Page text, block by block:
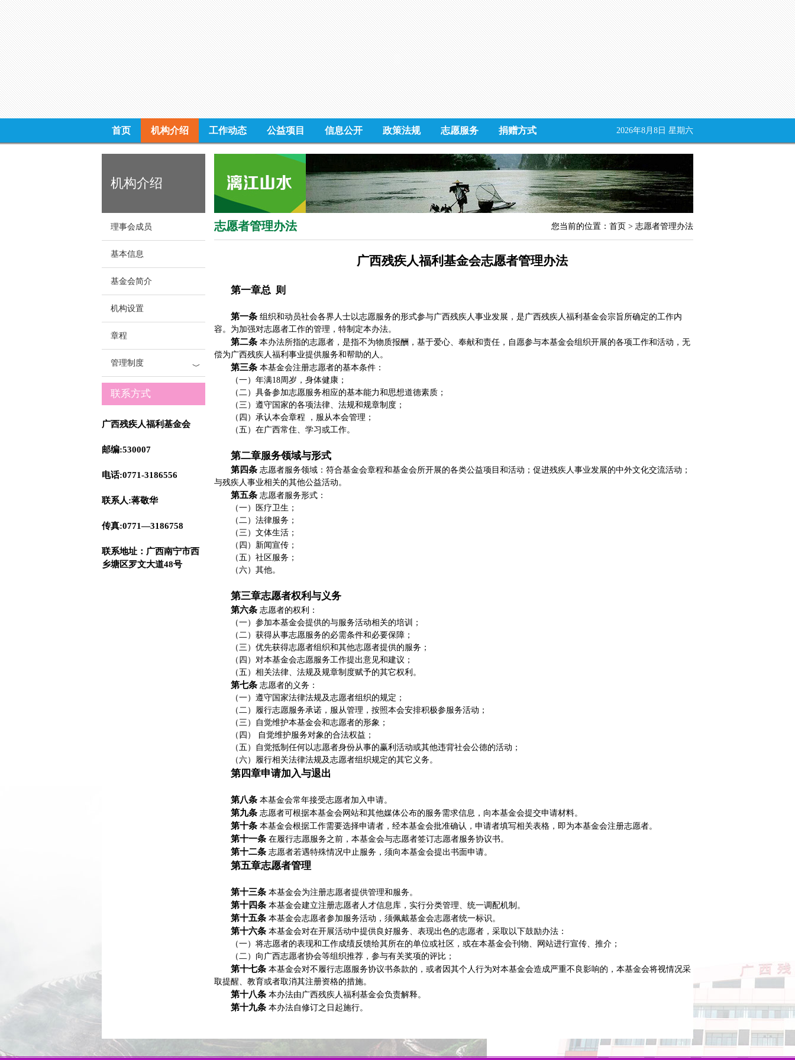
首页 机构介绍 工作动态 公益项目 信息公开 政策法规 志愿服务 捐赠方式 2026年8月8日 星期六
机构介绍
理事会成员
基本信息
基金会简介
机构设置
章程
﹀
管理制度
联系方式
广西残疾人福利基金会
邮编:530007
电话:0771-3186556
联系人:蒋敬华
传真:0771—3186758
联系地址 ：广西南宁市西
乡塘区罗文大道48号
志愿者管理办法 您当前的位置： 首页 > 志愿者管理办法
广西残疾人福利基金会志愿者管理办法
第一章总 则
第一条 组织和动员社会各界人士以志愿服务的形式参与广西残疾人事业发展，是广西残疾人福利基金会宗旨所确定的工作内
容。为加强对志愿者工作的管理，特制定本办法。
第二条 本办法所指的志愿者，是指不为物质报酬，基于爱心、奉献和责任，自愿参与本基金会组织开展的各项工作和活动，无
偿为广西残疾人福利事业提供服务和帮助的人。
第三条 本基金会注册志愿者的基本条件：
（一）年满18周岁，身体健康；
（二）具备参加志愿服务相应的基本能力和思想道德素质；
（三）遵守国家的各项法律、法规和规章制度；
（四）承认本会章程 ，服从本会管理；
（五）在广西常住、学习或工作。
第二章服务领域与形式
第四条 志愿者服务领域：符合基金会章程和基金会所开展的各类公益项目和活动；促进残疾人事业发展的中外文化交流活动；
与残疾人事业相关的其他公益活动。
第五条 志愿者服务形式：
（一）医疗卫生；
（二）法律服务；
（三）文体生活；
（四）新闻宣传；
（五）社区服务；
（六）其他。
第三章志愿者权利与义务
第六条 志愿者的权利：
（一）参加本基金会提供的与服务活动相关的培训；
（二）获得从事志愿服务的必需条件和必要保障；
（三）优先获得志愿者组织和其他志愿者提供的服务；
（四）对本基金会志愿服务工作提出意见和建议；
（五）相关法律、法规及规章制度赋予的其它权利。
第七条 志愿者的义务：
（一）遵守国家法律法规及志愿者组织的规定；
（二）履行志愿服务承诺，服从管理，按照本会安排积极参服务活动；
（三）自觉维护本基金会和志愿者的形象；
（四） 自觉维护服务对象的合法权益；
（五）自觉抵制任何以志愿者身份从事的赢利活动或其他违背社会公德的活动；
（六）履行相关法律法规及志愿者组织规定的其它义务。
第四章申请加入与退出
第八条 本基金会常年接受志愿者加入申请。
第九条 志愿者可根据本基金会网站和其他媒体公布的服务需求信息，向本基金会提交申请材料。
第十条 本基金会根据工作需要选择申请者，经本基金会批准确认，申请者填写相关表格，即为本基金会注册志愿者。
第十一条 在履行志愿服务之前，本基金会与志愿者签订志愿者服务协议书。
第十二条 志愿者若遇特殊情况中止服务，须向本基金会提出书面申请。
第五章志愿者管理
第十三条 本基金会为注册志愿者提供管理和服务。
第十四条 本基金会建立注册志愿者人才信息库，实行分类管理、统一调配机制。
第十五条 本基金会志愿者参加服务活动，须佩戴基金会志愿者统一标识。
第十六条 本基金会对在开展活动中提供良好服务、表现出色的志愿者，采取以下鼓励办法：
（一）将志愿者的表现和工作成绩反馈给其所在的单位或社区，或在本基金会刊物、网站进行宣传、推介；
（二）向广西志愿者协会等组织推荐，参与有关奖项的评比；
第十七条 本基金会对不履行志愿服务协议书条款的，或者因其个人行为对本基金会造成严重不良影响的，本基金会将视情况采
取提醒、教育或者取消其注册资格的措施。
第十八条 本办法由广西残疾人福利基金会负责解释。
第十九条 本办法自修订之日起施行。